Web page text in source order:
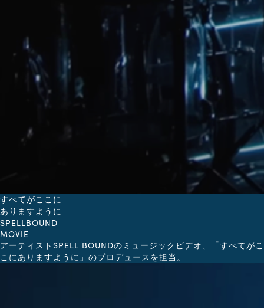
すべてがここに
ありますように
SPELLBOUND
MOVIE
アーティストSPELL BOUNDのミュージックビデオ、「すべてがこ
こにありますように」のプロデュースを担当。